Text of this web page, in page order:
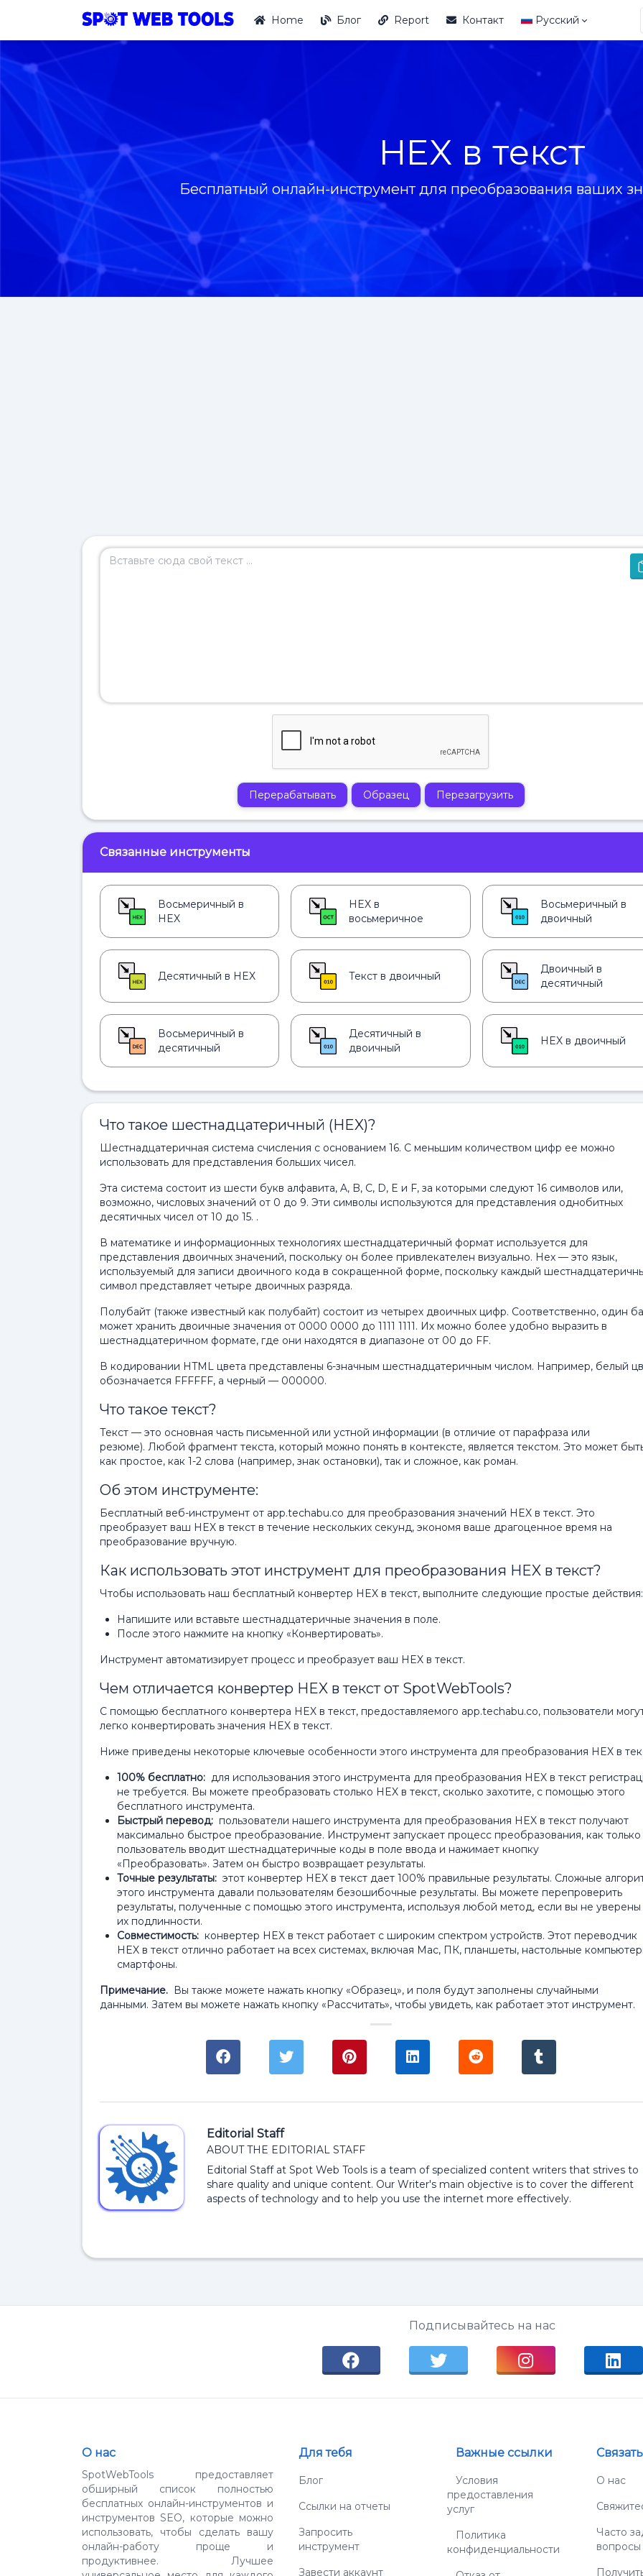
Home Блог Report Контакт Русский
HEX в текст
Бесплатный онлайн-инструмент для преобразования ваших
Перерабатывать Образец Перезагрузить
Связанные инструменты
Восьмеричный в
HEX
HEX в
восьмеричное
Восьмеричный в
двоичный
Десятичный в HEX Текст в двоичный
Двоичный в
десятичный
Восьмеричный в
десятичный
Десятичный в
двоичный
HEX в двоичный
Что такое шестнадцатеричный (HEX)?
Шестнадцатеричная система счисления с основанием 16. С меньшим количеством цифр ее можно
использовать для представления больших чисел.
Эта система состоит из шести букв алфавита, A, B, C, D, E и F, за которыми следуют 16 символов или,
возможно, числовых значений от 0 до 9. Эти символы используются для представления однобитных
десятичных чисел от 10 до 15. .
В математике и информационных технологиях шестнадцатеричный формат используется для
представления двоичных значений, поскольку он более привлекателен визуально. Hex — это язык,
используемый для записи двоичного кода в сокращенной форме, поскольку каждый
символ представляет четыре двоичных разряда.
Полубайт (также известный как полубайт) состоит из четырех двоичных цифр. Соответственно, один
может хранить двоичные значения от 0000 0000 до 1111 1111. Их можно более удобно выразить в
шестнадцатеричном формате, где они находятся в диапазоне от 00 до FF.
В кодировании HTML цвета представлены 6-значным шестнадцатеричным числом. Например, белый
обозначается FFFFFF, а черный — 000000.
Что такое текст?
Текст — это основная часть письменной или устной информации (в отличие от парафраза или
резюме). Любой фрагмент текста, который можно понять в контексте, является текстом. Это может
как простое, как 1-2 слова (например, знак остановки), так и сложное, как роман.
Об этом инструменте:
Бесплатный веб-инструмент от app.techabu.co для преобразования значений HEX в текст. Это
преобразует ваш HEX в текст в течение нескольких секунд, экономя ваше драгоценное время на
преобразование вручную.
Как использовать этот инструмент для преобразования HEX в текст?
Чтобы использовать наш бесплатный конвертер HEX в текст, выполните следующие простые действия:
Напишите или вставьте шестнадцатеричные значения в поле.
После этого нажмите на кнопку «Конвертировать».
Инструмент автоматизирует процесс и преобразует ваш HEX в текст.
Чем отличается конвертер HEX в текст от SpotWebTools?
С помощью бесплатного конвертера HEX в текст, предоставляемого app.techabu.co, пользователи
легко конвертировать значения HEX в текст.
Ниже приведены некоторые ключевые особенности этого инструмента для преобразования HEX в
100% бесплатно: для использования этого инструмента для преобразования HEX в текст
не требуется. Вы можете преобразовать столько HEX в текст, сколько захотите, с помощью этого
бесплатного инструмента.
Быстрый перевод: пользователи нашего инструмента для преобразования HEX в текст получают
максимально быстрое преобразование. Инструмент запускает процесс преобразования, как только
пользователь вводит шестнадцатеричные коды в поле ввода и нажимает кнопку
«Преобразовать». Затем он быстро возвращает результаты.
Точные результаты: этот конвертер HEX в текст дает 100% правильные результаты. Сложные
этого инструмента давали пользователям безошибочные результаты. Вы можете перепроверить
результаты, полученные с помощью этого инструмента, используя любой метод, если вы не уверены
их подлинности.
Совместимость: конвертер HEX в текст работает с широким спектром устройств. Этот переводчик
HEX в текст отлично работает на всех системах, включая Mac, ПК, планшеты, настольные
смартфоны.
Примечание. Вы также можете нажать кнопку «Образец», и поля будут заполнены случайными
данными. Затем вы можете нажать кнопку «Рассчитать», чтобы увидеть, как работает этот инструмент.
Editorial Staff
ABOUT THE EDITORIAL STAFF
Editorial Staff at Spot Web Tools is a team of specialized content writers that strives to
share quality and unique content. Our Writer's main objective is to cover the different
aspects of technology and to help you use the internet more effectively.
Подписывайтесь на нас
О нас
SpotWebTools предоставляет
обширный список полностью
бесплатных онлайн-инструментов и
инструментов SEO, которые можно
использовать, чтобы сделать вашу
онлайн-работу проще и
продуктивнее. Лучшее
Для тебя
Блог
Ссылки на отчеты
Запросить
инструмент
Завести аккаунт
Важные ссылки
Условия
предоставления
услуг
Политика
конфиденциальности
О нас
Часто
вопросы